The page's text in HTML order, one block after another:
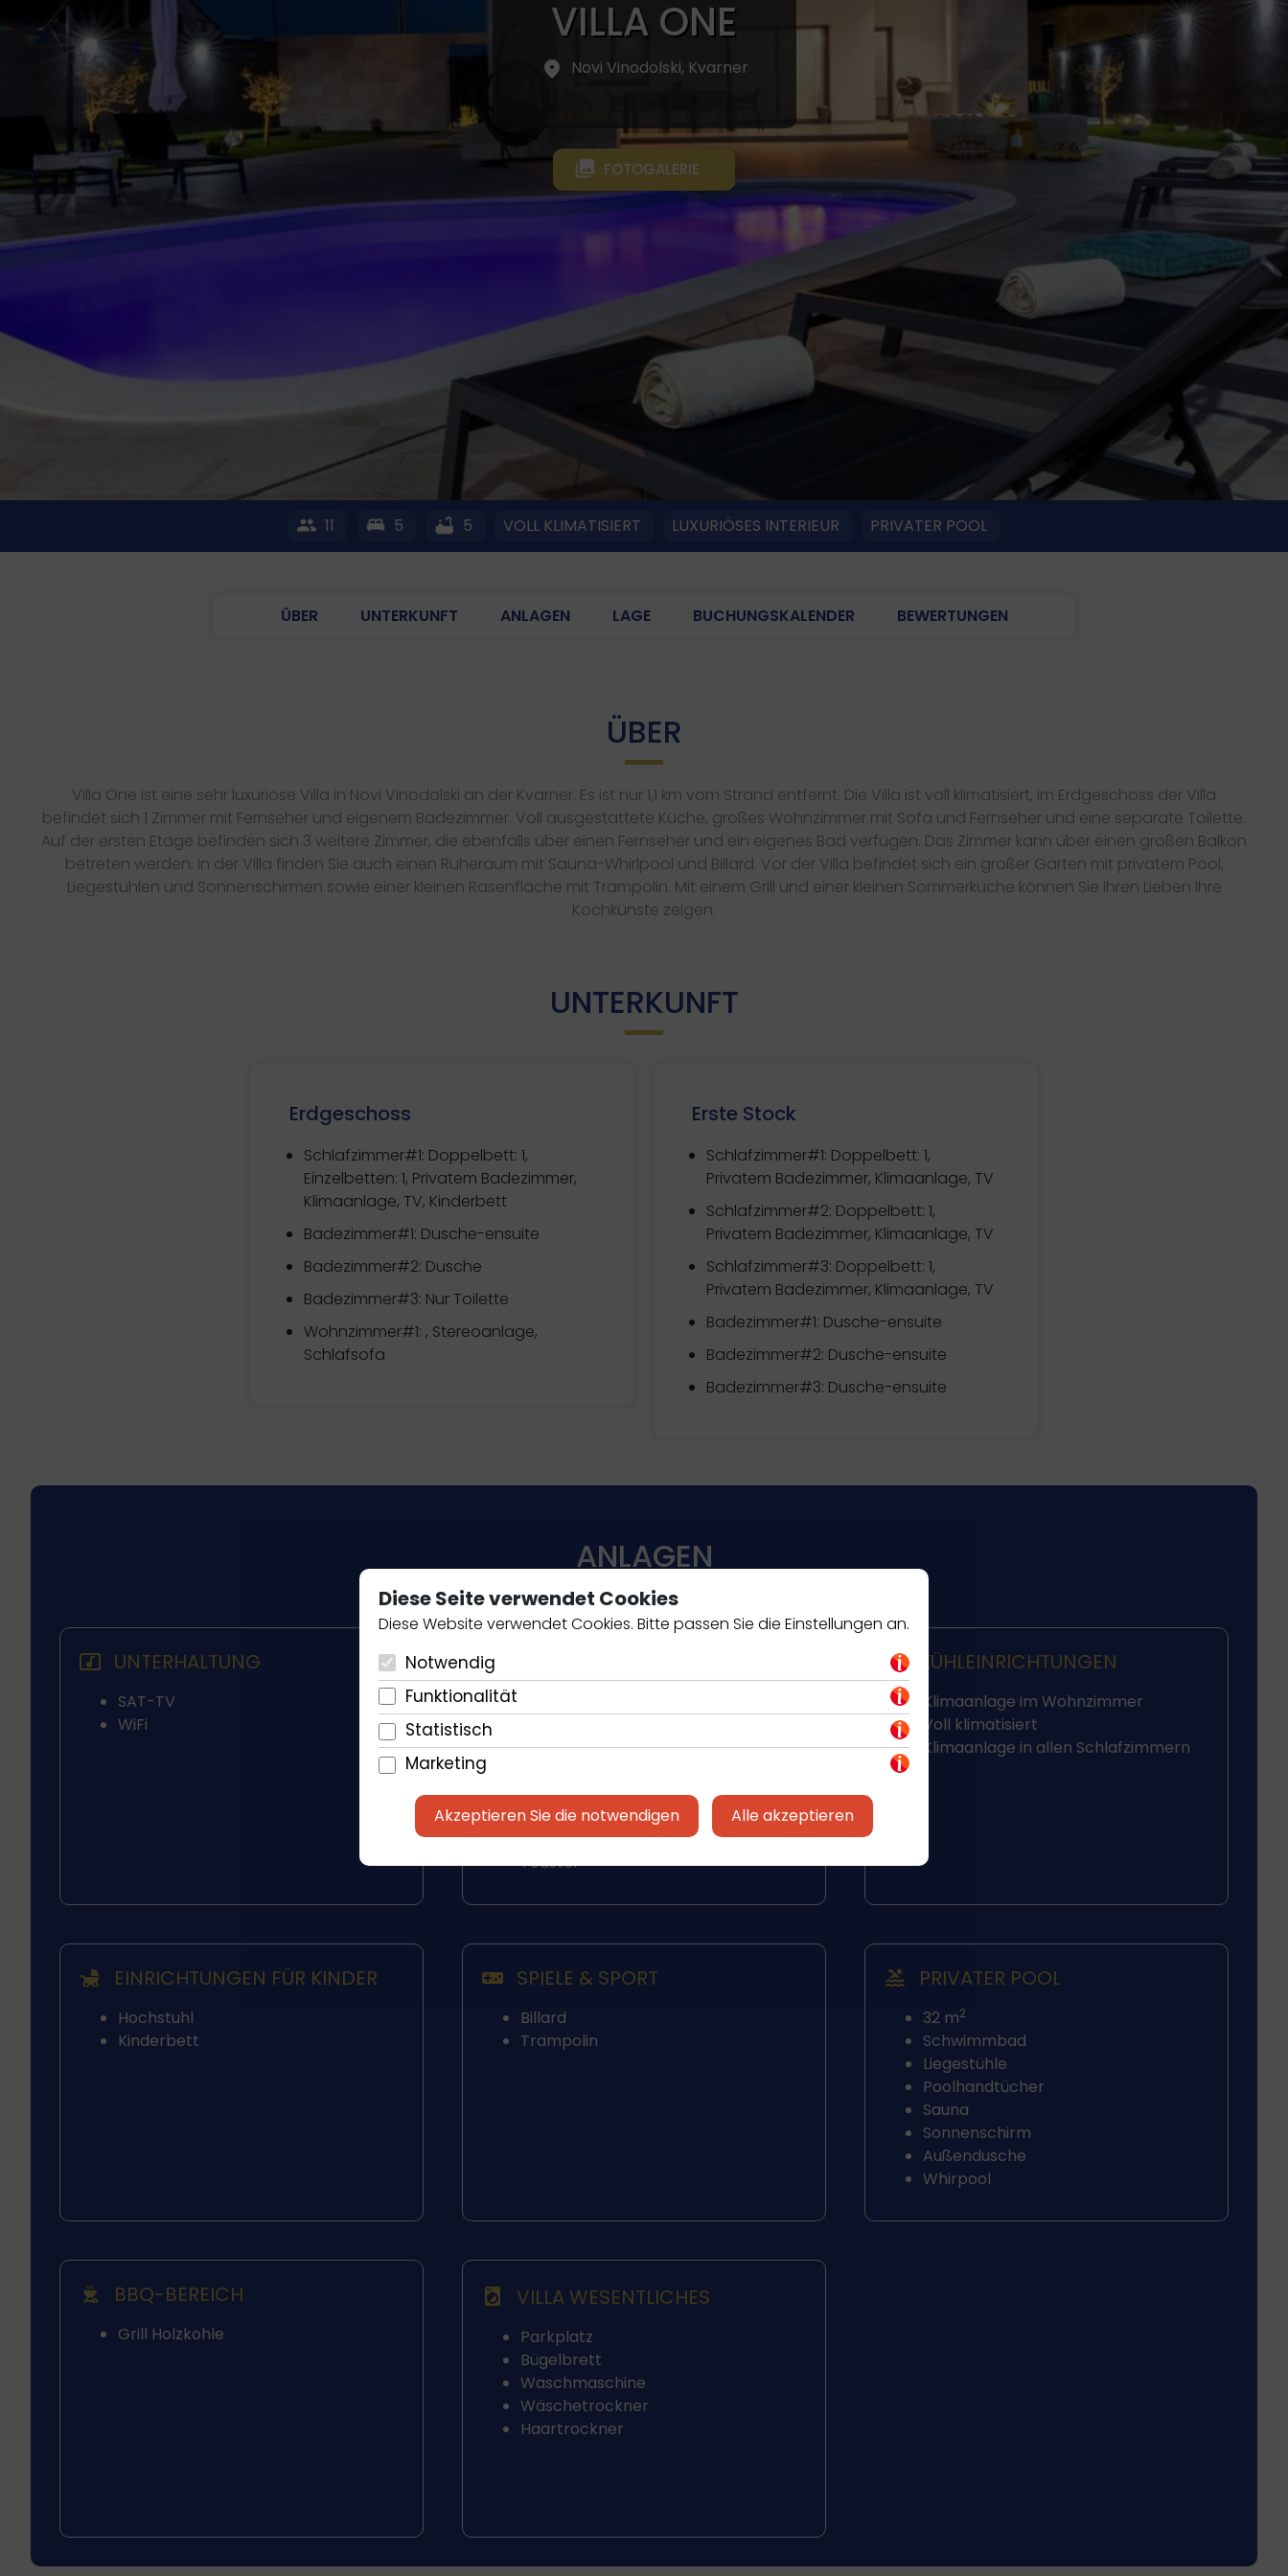
Diese Seite verwendet Cookies
Diese Website verwendet Cookies. Bitte passen Sie die Einstellungen an.
Notwendig
Funktionalität
Statistisch
Marketing
Akzeptieren Sie die notwendigen Alle akzeptieren
VILLA ONE
Novi Vinodolski, Kvarner
FOTOGALERIE
11 5 5 VOLL KLIMATISIERT LUXURIÖSES INTERIEUR PRIVATER POOL
ÜBER UNTERKUNFT ANLAGEN LAGE BUCHUNGSKALENDER BEWERTUNGEN
ÜBER
Villa One ist eine sehr luxuriöse Villa in Novi Vinodolski an der Kvarner. Es ist nur 1,1 km vom Strand entfernt. Die Villa ist voll klimatisiert, im Erdgeschoss der Villa
befindet sich 1 Zimmer mit Fernseher und eigenem Badezimmer. Voll ausgestattete Küche, großes Wohnzimmer mit Sofa und Fernseher und eine separate Toilette.
Auf der ersten Etage befinden sich 3 weitere Zimmer, die ebenfalls über einen Fernseher und ein eigenes Bad verfügen. Das Zimmer kann über einen großen Balkon
betreten werden. In der Villa finden Sie auch einen Ruheraum mit Sauna-Whirlpool und Billard. Vor der Villa befindet sich ein großer Garten mit privatem Pool,
Liegestühlen und Sonnenschirmen sowie einer kleinen Rasenfläche mit Trampolin. Mit einem Grill und einer kleinen Sommerküche können Sie Ihren Lieben Ihre
Kochkünste zeigen.
UNTERKUNFT
Erdgeschoss
Schlafzimmer#1: Doppelbett: 1,
Einzelbetten: 1, Privatem Badezimmer,
Klimaanlage, TV, Kinderbett
Badezimmer#1: Dusche-ensuite
Badezimmer#2: Dusche
Badezimmer#3: Nur Toilette
Wohnzimmer#1: , Stereoanlage,
Schlafsofa
Erste Stock
Schlafzimmer#1: Doppelbett: 1,
Privatem Badezimmer, Klimaanlage, TV
Schlafzimmer#2: Doppelbett: 1,
Privatem Badezimmer, Klimaanlage, TV
Schlafzimmer#3: Doppelbett: 1,
Privatem Badezimmer, Klimaanlage, TV
Badezimmer#1: Dusche-ensuite
Badezimmer#2: Dusche-ensuite
Badezimmer#3: Dusche-ensuite
ANLAGEN
UNTERHALTUNG
SAT-TV
WiFi
Keramikkochfeld
Mikrowelle
Ofen
Geschirrspülmaschine
Toaster
KÜHLEINRICHTUNGEN
Klimaanlage im Wohnzimmer
Voll klimatisiert
Klimaanlage in allen Schlafzimmern
EINRICHTUNGEN FÜR KINDER
Hochstuhl
Kinderbett
SPIELE & SPORT
Billard
Trampolin
PRIVATER POOL
32 m2
Schwimmbad
Liegestühle
Poolhandtücher
Sauna
Sonnenschirm
Außendusche
Whirpool
BBQ-BEREICH
Grill Holzkohle
VILLA WESENTLICHES
Parkplatz
Bügelbrett
Waschmaschine
Wäschetrockner
Haartrockner